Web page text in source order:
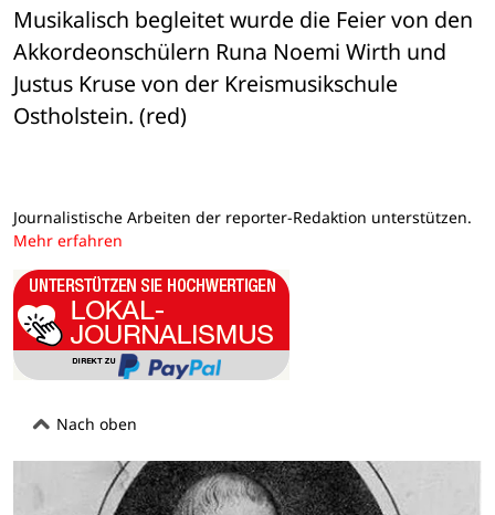
Musikalisch begleitet wurde die Feier von den
Akkordeonschülern Runa Noemi Wirth und
Justus Kruse von der Kreismusikschule
Ostholstein. (red)
Journalistische Arbeiten der reporter-Redaktion unterstützen.
Mehr erfahren
Nach oben